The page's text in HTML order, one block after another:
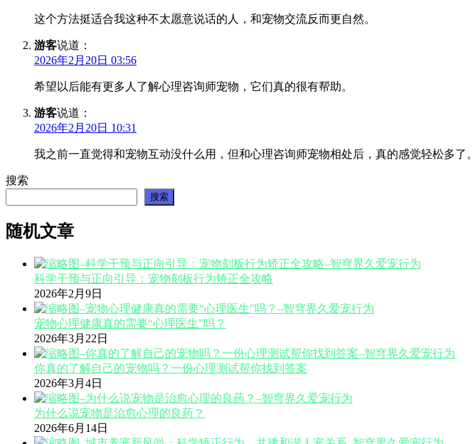
这个方法挺适合我这种不太愿意说话的人，和宠物交流反而更自然。
游客说道：
2026年2月20日 03:56
希望以后能有更多人了解心理咨询师宠物，它们真的很有帮助。
游客说道：
2026年2月20日 10:31
我之前一直觉得和宠物互动没什么用，但和心理咨询师宠物相处后，真的感觉轻松多了。
搜索
搜索
随机文章
科学干预与正向引导：宠物刻板行为矫正全攻略
2026年2月9日
宠物心理健康真的需要“心理医生”吗？
2026年3月22日
你真的了解自己的宠物吗？一份心理测试帮你找到答案
2026年3月4日
为什么说宠物是治愈心理的良药？
2026年6月14日